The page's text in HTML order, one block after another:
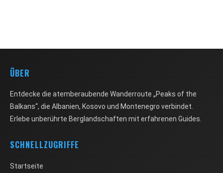
ÜBER
Entdecke die atemberaubende Wanderroute „Peaks of the
Balkans“, die Albanien, Kosovo und Montenegro verbindet.
Erlebe unberührte Berglandschaften mit erfahrenen Guides.
SCHNELLZUGRIFFE
Startseite